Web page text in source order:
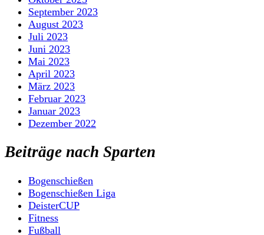
September 2023
August 2023
Juli 2023
Juni 2023
Mai 2023
April 2023
März 2023
Februar 2023
Januar 2023
Dezember 2022
Beiträge nach Sparten
Bogenschießen
Bogenschießen Liga
DeisterCUP
Fitness
Fußball